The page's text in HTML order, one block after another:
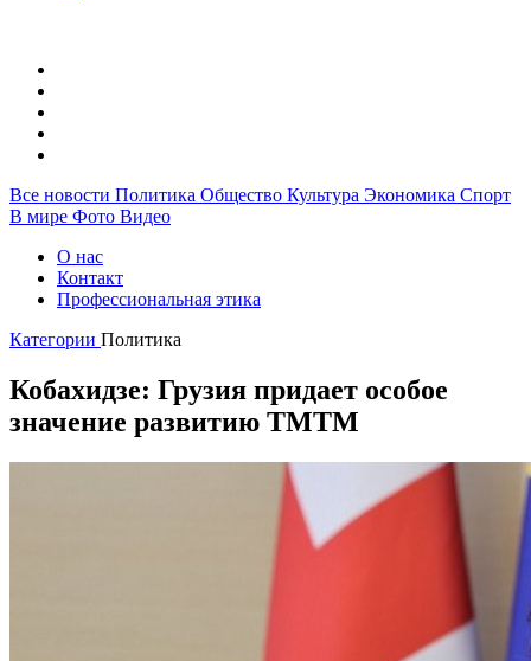
Все новости Политика Общество Культура Экономика Спорт
В мире Фото Видео
О нас
Контакт
Профессиональная этика
Категории Политика
Кобахидзе: Грузия придает особое
значение развитию ТМТМ